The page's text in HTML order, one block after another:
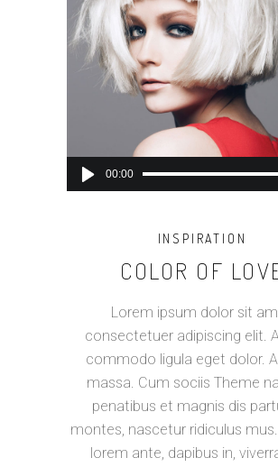
Player
00:00
INSPIRATION
COLOR OF
Lorem ipsum dolor sit
consectetuer adipiscing elit.
commodo ligula eget dolor.
massa. Cum sociis Theme
penatibus et magnis dis
montes, nascetur ridiculus
lorem ante, dapibus in,